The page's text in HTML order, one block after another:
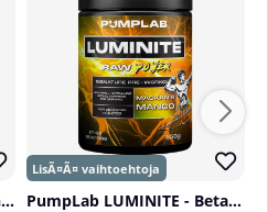
PumpLab URANIUM - High Dose PWO, 550 g PumpLab LUMINITE - Beta-Alanine Free PWO, 550 g